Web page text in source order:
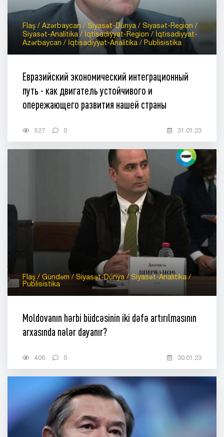
Flaş / Azərbaycan / Siyasət-Dünya / Siyasət-Region /
Siyasət-Analitika / İqtisadiyyat-Region / İqtisadiyyat-
Azərbaycan / İqtisadiyyat-Analitika / Publisistika
Евразийский экономический интеграционный
путь - как двигатель устойчивого и
опережающего развития нашей страны
527 0 31.01.23
Flaş / Gündəm / Siyasət-Dünya / Siyasət-Analitika /
Publisistika
Moldovanın hərbi büdcəsinin iki dəfə artırılmasının
arxasında nələr dayanır?
406 0 30.01.23